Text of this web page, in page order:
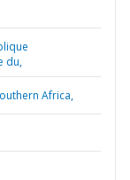
du,
Africa,